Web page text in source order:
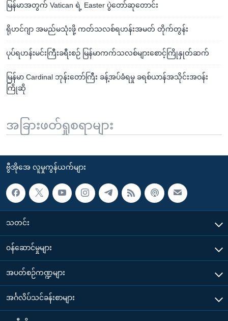
မြန်မာအတွက် Vatican ရဲ့ Easter ပွဲတော်ဆုတောင်း
ရိုဟင်ဂျာ အမည်မသုံးဖို့ ကတ်သလစ်ရဟန်းအမတ် တိုက်တွန်း
ပုပ်ရဟန်းမင်းကြီးခရီးစဉ် မြန်မာကက်သလစ်များစောင့်ကြိုနှုတ်ဆက်
မြန်မာ Cardinal ဘုန်းတော်ကြီး ခန့်အပ်ခံရမှု ခရစ်ယာန်အသိုင်းအဝန်း
ကြိုဆို
အခြားဖတ်ရှုစရာများ
ဗွီအိုအေ လူမှုကွန်ယက်များ
သတင်း
၀န်ဆောင်မှုများ
အပတ်စဉ်ကဏ္ဍများ
အင်္ဂလိပ်သင်ခန်းစာများ